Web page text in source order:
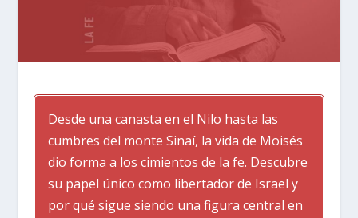
Desde una canasta en el Nilo hasta las
cumbres del monte Sinaí, la vida de Moisés
dio forma a los cimientos de la fe. Descubre
su papel único como libertador de Israel y
por qué sigue siendo una figura central en